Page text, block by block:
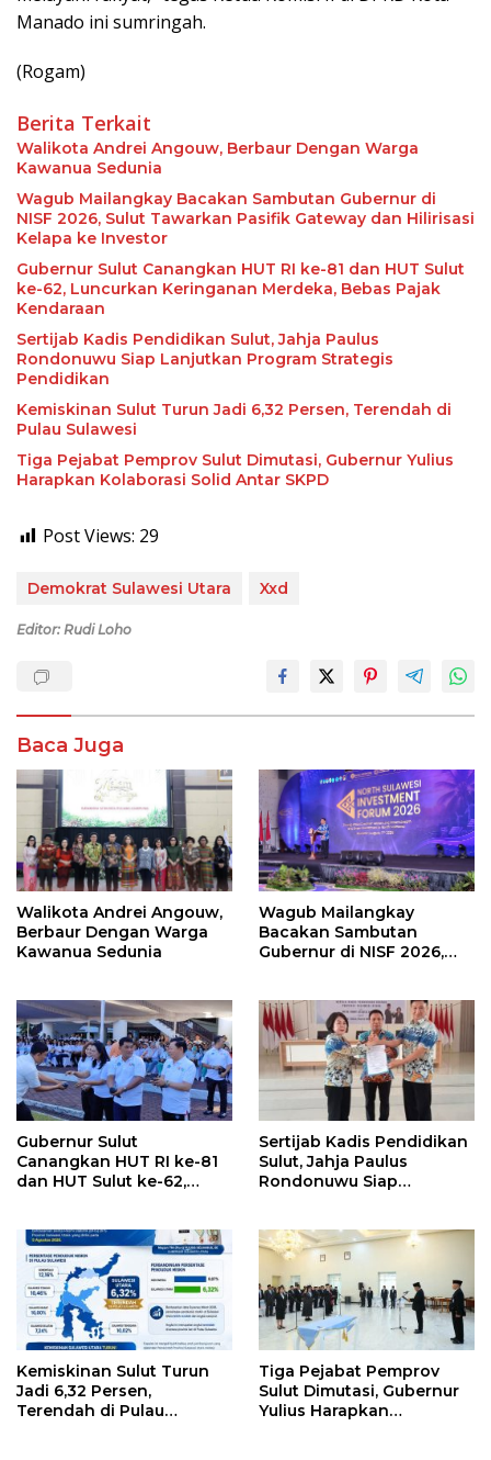
Manado ini sumringah.
(Rogam)
Berita Terkait
Walikota Andrei Angouw, Berbaur Dengan Warga
Kawanua Sedunia
Wagub Mailangkay Bacakan Sambutan Gubernur di
NISF 2026, Sulut Tawarkan Pasifik Gateway dan Hilirisasi
Kelapa ke Investor
Gubernur Sulut Canangkan HUT RI ke-81 dan HUT Sulut
ke-62, Luncurkan Keringanan Merdeka, Bebas Pajak
Kendaraan
Sertijab Kadis Pendidikan Sulut, Jahja Paulus
Rondonuwu Siap Lanjutkan Program Strategis
Pendidikan
Kemiskinan Sulut Turun Jadi 6,32 Persen, Terendah di
Pulau Sulawesi
Tiga Pejabat Pemprov Sulut Dimutasi, Gubernur Yulius
Harapkan Kolaborasi Solid Antar SKPD
Post Views: 29
Demokrat Sulawesi Utara Xxd
Editor: Rudi Loho
Baca Juga
Walikota Andrei Angouw,
Berbaur Dengan Warga
Kawanua Sedunia
Wagub Mailangkay
Bacakan Sambutan
Gubernur di NISF 2026,
Kelapa ke Investor
Gubernur Sulut
Canangkan HUT RI ke-81
dan HUT Sulut ke-62,
Kendaraan
Sertijab Kadis Pendidikan
Sulut, Jahja Paulus
Rondonuwu Siap
Kemiskinan Sulut Turun
Jadi 6,32 Persen,
Terendah di Pulau
Tiga Pejabat Pemprov
Sulut Dimutasi, Gubernur
Yulius Harapkan